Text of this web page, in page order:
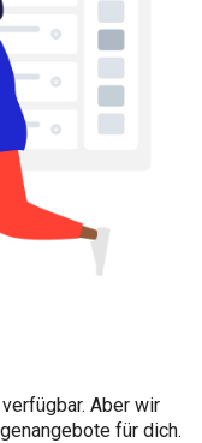
Aber wir
für dich.